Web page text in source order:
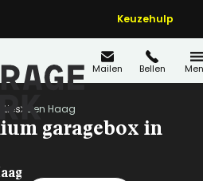
Keuzehulp
Mailen Bellen
Den Haag
garagebox in